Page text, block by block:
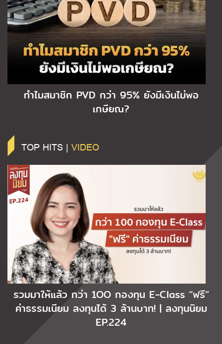
ทำไมสมาชิก PVD กว่า 95% ยังมีเงินไม่พอ
เกษียณ?
TOP HITS | VIDEO
รวมมาให้แล้ว กว่า 1OO กองทุน E-Class “ฟรี”
ค่าธรรมเนียม ลงทุนได้ 3 ล้านบาท! | ลงทุนนิยม
EP.224